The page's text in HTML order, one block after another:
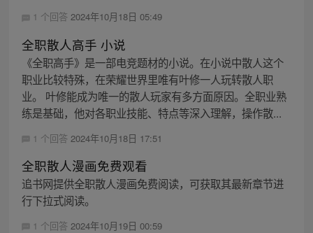
1 个回答 2024年10月18日 05:49
全职散人高手 小说
《全职高手》是一部电竞题材的小说。在小说中散人这个
职业比较特殊，在荣耀世界里唯有叶修一人玩转散人职
业。 叶修能成为唯一的散人玩家有多方面原因。全职业熟
练是基础，他对各职业技能、特点等深入理解，操作散...
1 个回答 2024年10月18日 17:51
全职散人漫画免费观看
追书网提供全职散人漫画免费阅读，可获取其最新章节进
行下拉式阅读。
1 个回答 2024年10月19日 00:59